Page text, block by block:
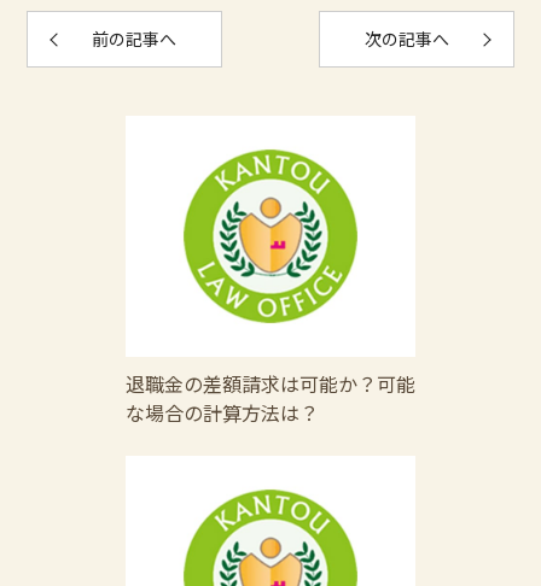
前の記事へ 次の記事へ
退職金の差額請求は可能か？可能
な場合の計算方法は？